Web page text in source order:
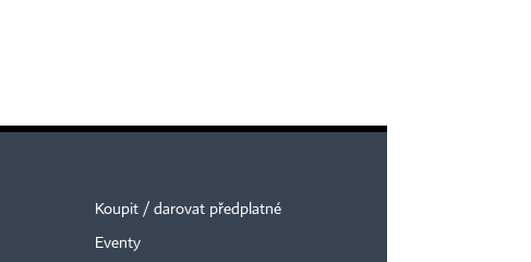
Koupit / darovat předplatné
Eventy